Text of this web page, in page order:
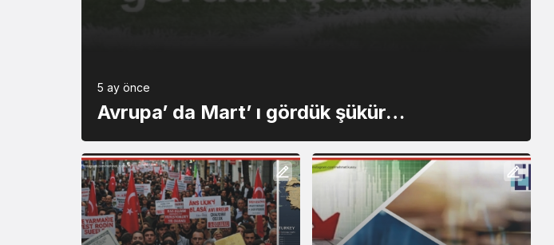
5 ay önce
Avrupa’ da Mart’ ı gördük şükür…